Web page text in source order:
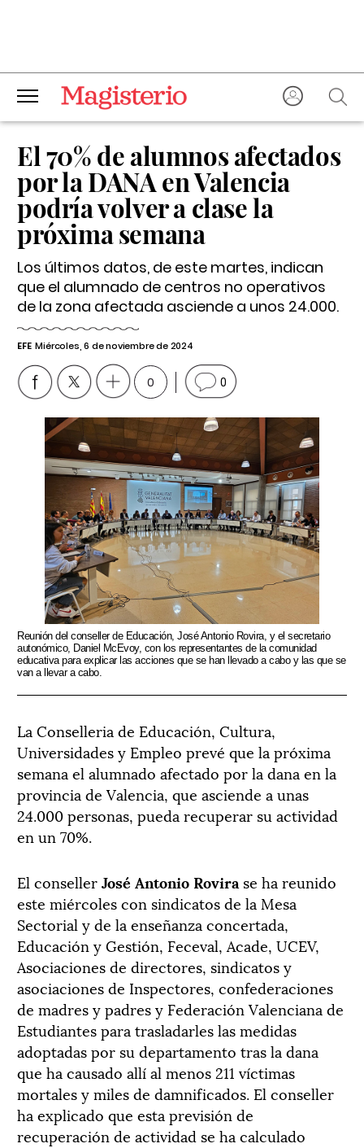
El 70% de alumnos afectados
por la DANA en Valencia
podría volver a clase la
próxima semana
Los últimos datos, de este martes, indican
que el alumnado de centros no operativos
de la zona afectada asciende a unos 24.000.
EFE Miércoles, 6 de noviembre de 2024
0 0
Reunión del conseller de Educación, José Antonio Rovira, y el secretario
autonómico, Daniel McEvoy, con los representantes de la comunidad
educativa para explicar las acciones que se han llevado a cabo y las que se
van a llevar a cabo.
La Conselleria de Educación, Cultura,
Universidades y Empleo prevé que la próxima
semana el alumnado afectado por la dana en la
provincia de Valencia, que asciende a unas
24.000 personas, pueda recuperar su actividad
en un 70%.
El consellerJosé Antonio Rovira se ha reunido
este miércoles con sindicatos de la Mesa
Sectorial y de la enseñanza concertada,
Educación y Gestión, Feceval, Acade, UCEV,
Asociaciones de directores, sindicatos y
asociaciones de Inspectores, confederaciones
de madres y padres y Federación Valenciana de
Estudiantes para trasladarles las medidas
adoptadas por su departamento tras la dana
que ha causado allí al menos 211 víctimas
mortales y miles de damnificados. El conseller
ha explicado que esta previsión de
recuperación de actividad se ha calculado